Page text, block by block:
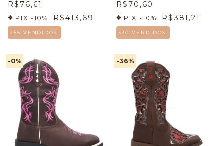
R$76,61
PIX -10%: R$413,69
255 VENDIDOS.
R$70,60
PIX -10%: R$381,21
330 VENDIDOS.
-0% -36%